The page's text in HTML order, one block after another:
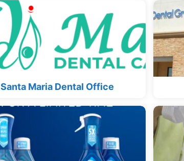
Santa Maria Dental Office